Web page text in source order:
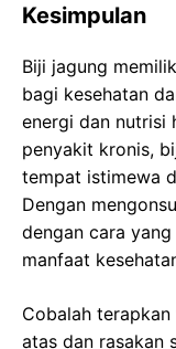
Kesimpulan
Biji jagung
bagi kesehatan
energi dan nutrisi
penyakit kronis,
tempat istimewa
Dengan
dengan cara
manfaat
Cobalah
atas dan rasakan